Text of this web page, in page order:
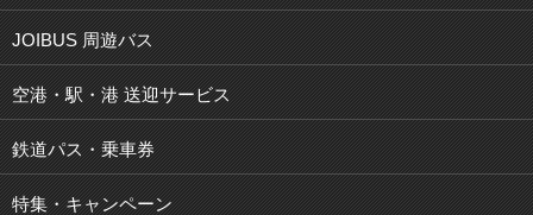
JOIBUS 周遊バス
空港・駅・港 送迎サービス
鉄道パス・乗車券
特集・キャンペーン